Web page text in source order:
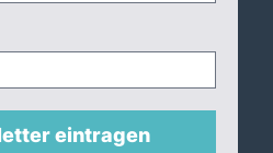
eintragen